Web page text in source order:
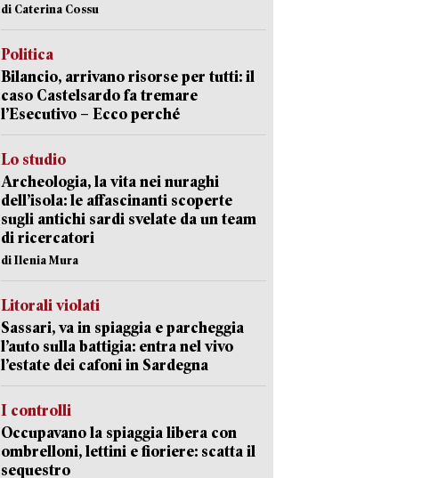
di Caterina Cossu
Politica
Bilancio, arrivano risorse per tutti: il
caso Castelsardo fa tremare
l’Esecutivo – Ecco perché
Lo studio
Archeologia, la vita nei nuraghi
dell’isola: le affascinanti scoperte
sugli antichi sardi svelate da un team
di ricercatori
di Ilenia Mura
Litorali violati
Sassari, va in spiaggia e parcheggia
l’auto sulla battigia: entra nel vivo
l’estate dei cafoni in Sardegna
I controlli
Occupavano la spiaggia libera con
ombrelloni, lettini e fioriere: scatta il
sequestro